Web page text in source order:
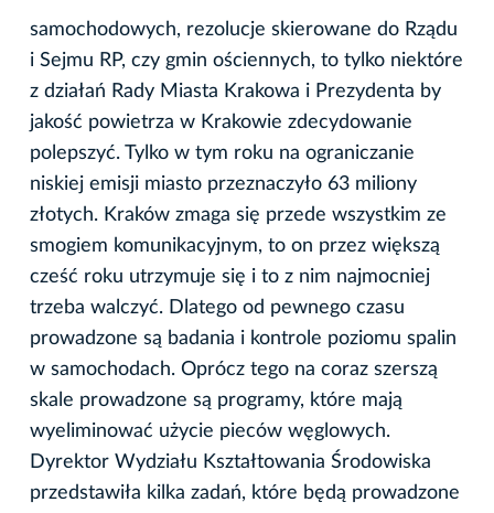
samochodowych, rezolucje skierowane do Rządu
i Sejmu RP, czy gmin ościennych, to tylko niektóre
z działań Rady Miasta Krakowa i Prezydenta by
jakość powietrza w Krakowie zdecydowanie
polepszyć. Tylko w tym roku na ograniczanie
niskiej emisji miasto przeznaczyło 63 miliony
złotych. Kraków zmaga się przede wszystkim ze
smogiem komunikacyjnym, to on przez większą
cześć roku utrzymuje się i to z nim najmocniej
trzeba walczyć. Dlatego od pewnego czasu
prowadzone są badania i kontrole poziomu spalin
w samochodach. Oprócz tego na coraz szerszą
skale prowadzone są programy, które mają
wyeliminować użycie pieców węglowych.
Dyrektor Wydziału Kształtowania Środowiska
przedstawiła kilka zadań, które będą prowadzone